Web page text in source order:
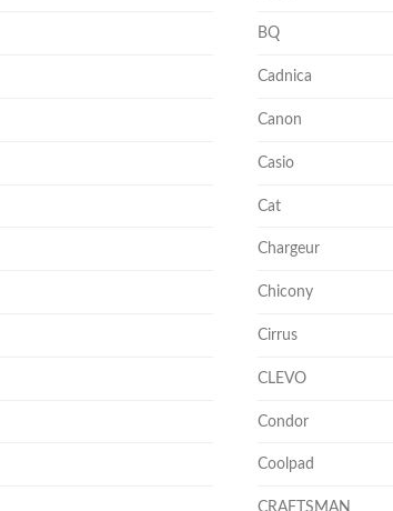
BQ
Cadnica
Canon
Casio
Cat
Chargeur
Chicony
Cirrus
CLEVO
Condor
Coolpad
CRAFTSMAN